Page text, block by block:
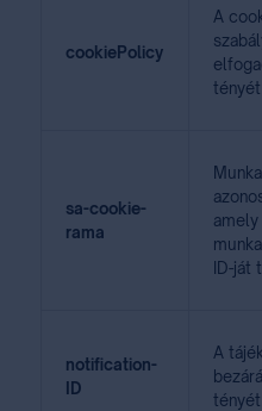
cookiePolicy
A
tényét
sa-cookie-
rama
amely
ID-ját
notification-
ID
A
tényét